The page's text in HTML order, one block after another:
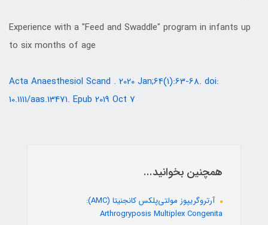
Experience with a "Feed and Swaddle" program in infants up
to six months of age
Acta Anaesthesiol Scand . 2020 Jan;64(1):63-68. doi:
10.1111/aas.13471. Epub 2019 Oct 7
همچنین بخوانید...
آرتروگریپوز مولتی‌پلکس کانجنیتا (AMC):
Arthrogryposis Multiplex Congenita